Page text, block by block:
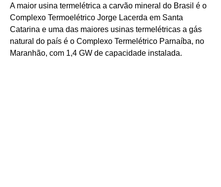
A maior usina termelétrica a carvão mineral do Brasil é o
Complexo Termoelétrico Jorge Lacerda em Santa
Catarina e uma das maiores usinas termelétricas a gás
natural do país é o Complexo Termelétrico Parnaíba, no
Maranhão, com 1,4 GW de capacidade instalada.